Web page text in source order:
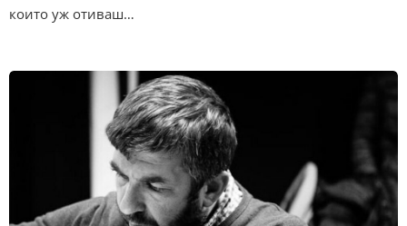
които уж отиваш…